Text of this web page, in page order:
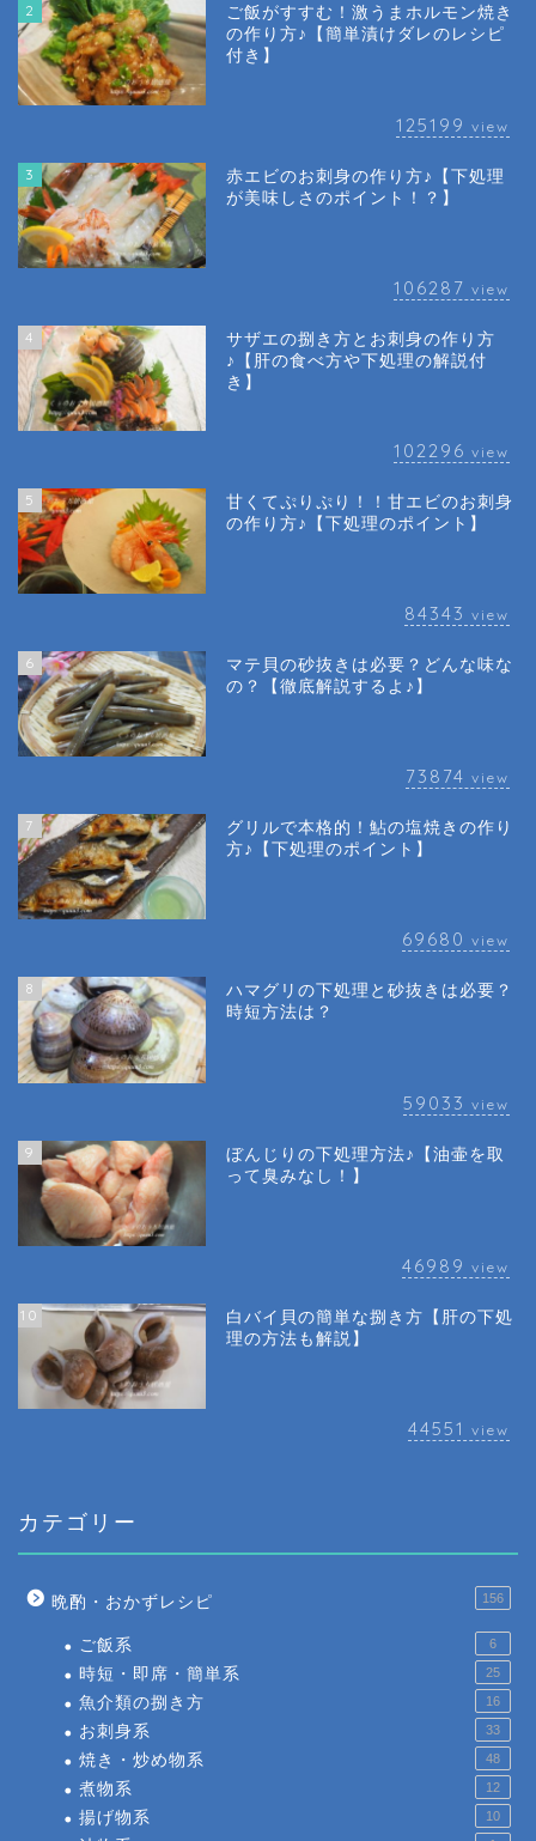
2
ご飯がすすむ！激うまホルモン焼き
の作り方♪【簡単漬けダレのレシピ
付き】
125199 view
3
赤エビのお刺身の作り方♪【下処理
が美味しさのポイント！？】
106287 view
4
サザエの捌き方とお刺身の作り方
♪【肝の食べ方や下処理の解説付
き】
102296 view
5
甘くてぷりぷり！！甘エビのお刺身
の作り方♪【下処理のポイント】
84343 view
6
マテ貝の砂抜きは必要？どんな味な
の？【徹底解説するよ♪】
73874 view
7
グリルで本格的！鮎の塩焼きの作り
方♪【下処理のポイント】
69680 view
8
ハマグリの下処理と砂抜きは必要？
時短方法は？
59033 view
9
ぼんじりの下処理方法♪【油壷を取
って臭みなし！】
46989 view
10
白バイ貝の簡単な捌き方【肝の下処
理の方法も解説】
44551 view
カテゴリー
晩酌・おかずレシピ 156
ご飯系 6
時短・即席・簡単系 25
魚介類の捌き方 16
お刺身系 33
焼き・炒め物系 48
煮物系 12
揚げ物系 10